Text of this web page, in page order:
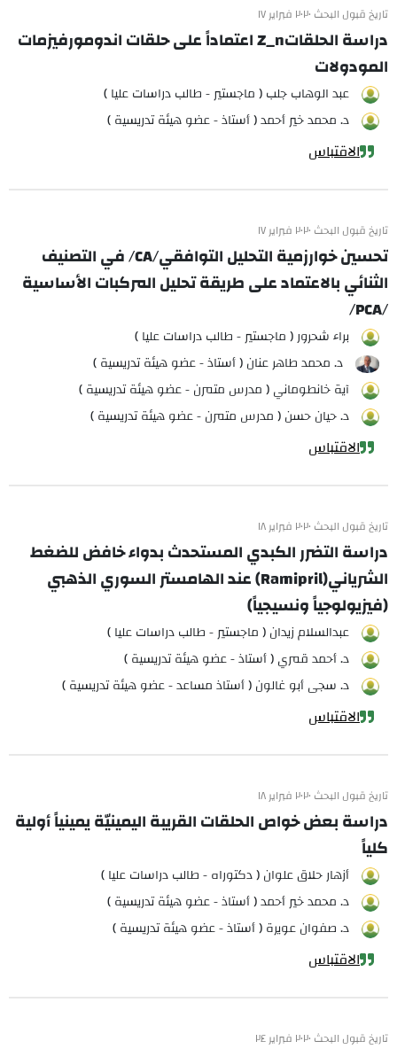
تاريخ قبول البحث ٢٠٢٠ فبراير ١٧
دراسة الحلقاتZ_n اعتماداً على حلقات اندومورفيزمات
المودولات
عبد الوهاب جلب ( ماجستير - طالب دراسات عليا )
د. محمد خير أحمد ( أستاذ - عضو هيئة تدريسية )
الاقتباس
تاريخ قبول البحث ٢٠٢٠ فبراير ١٧
تحسين خوارزمية التحليل التوافقي/CA/ في التصنيف
الثنائي بالاعتماد على طريقة تحليل المركبات الأساسية
/PCA/
براء شحرور ( ماجستير - طالب دراسات عليا )
د. محمد طاهر عنان ( أستاذ - عضو هيئة تدريسية )
آية خانطوماني ( مدرس متمرن - عضو هيئة تدريسية )
د. حيان حسن ( مدرس متمرن - عضو هيئة تدريسية )
الاقتباس
تاريخ قبول البحث ٢٠٢٠ فبراير ١٨
دراسة التضرر الكبدي المستحدث بدواء خافض للضغط
الشرياني(Ramipril) عند الهامستر السوري الذهبي
(فيزيولوجياً ونسيجياً)
عبدالسلام زيدان ( ماجستير - طالب دراسات عليا )
د. أحمد قمري ( أستاذ - عضو هيئة تدريسية )
د. سجى أبو غالون ( أستاذ مساعد - عضو هيئة تدريسية )
الاقتباس
تاريخ قبول البحث ٢٠٢٠ فبراير ١٨
دراسة بعض خواص الحلقات القريبة اليمينيّة يمينياً أولية
كلياً
أزهار حلاق علوان ( دكتوراه - طالب دراسات عليا )
د. محمد خير أحمد ( أستاذ - عضو هيئة تدريسية )
د. صفوان عويرة ( أستاذ - عضو هيئة تدريسية )
الاقتباس
تاريخ قبول البحث ٢٠٢٠ فبراير ٢٤